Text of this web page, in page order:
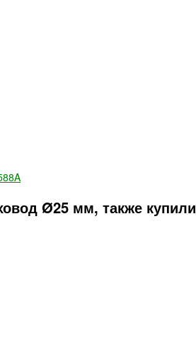
Ø25 мм, также купили